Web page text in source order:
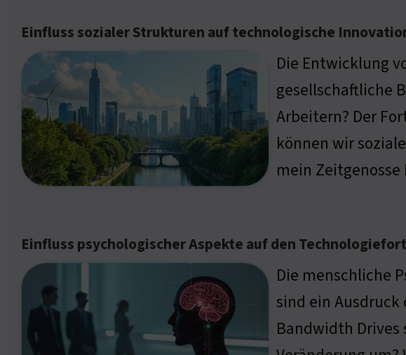
Einfluss sozialer Strukturen auf technologische
Die Entwicklung
gesellschaftliche
Arbeitern? Der
können wir
mein
Einfluss psychologischer Aspekte auf den
Die menschliche
sind ein
Bandwidth